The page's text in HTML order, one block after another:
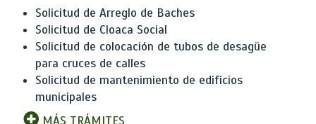
Solicitud de Arreglo de Baches
Solicitud de Cloaca Social
Solicitud de colocación de tubos de desagüe
para cruces de calles
Solicitud de mantenimiento de edificios
municipales
MÁS TRÁMITES